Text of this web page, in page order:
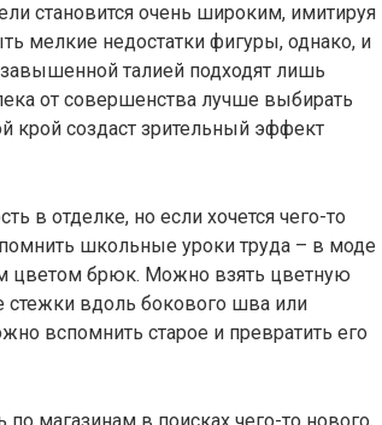
становится очень широким, имитируя
мелкие недостатки фигуры, однако, и
талией подходят лишь
от совершенства лучше выбирать
создаст зрительный эффект
в отделке, но если хочется чего-то
школьные уроки труда – в моде
цветом брюк. Можно взять цветную
стежки вдоль бокового шва или
вспомнить старое и превратить его